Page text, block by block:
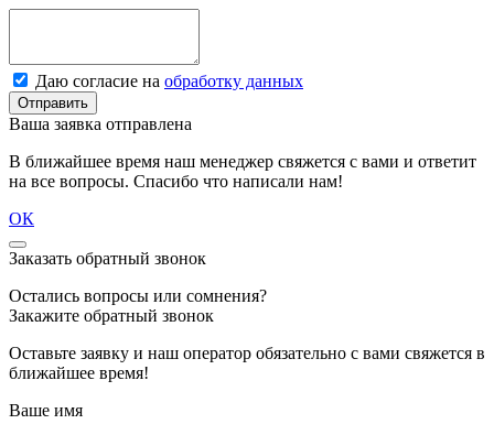
Даю согласие на обработку данных
Отправить
Ваша заявка отправлена
В ближайшее время наш менеджер свяжется с вами и ответит
на все вопросы. Спасибо что написали нам!
ОК
Заказать обратный звонок
Остались вопросы или сомнения?
Закажите обратный звонок
Оставьте заявку и наш оператор обязательно с вами свяжется в
ближайшее время!
Ваше имя